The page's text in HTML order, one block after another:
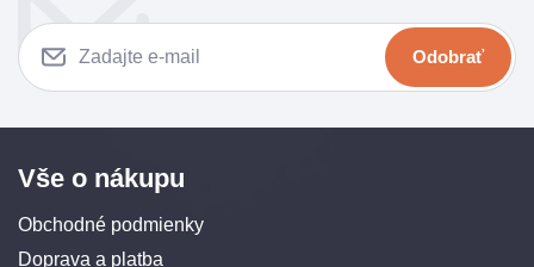
Odobrať
Vše o nákupu
Obchodné podmienky
Doprava a platba